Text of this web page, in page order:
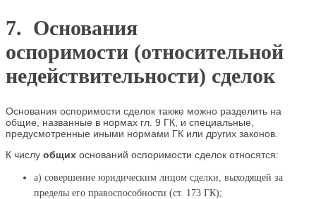
7. Основания
оспоримости (относительной
недействительности) сделок
Основания оспоримости сделок также можно разделить на
общие, названные в нормах гл. 9 ГК, и специальные,
предусмотренные иными нормами ГК или других законов.
К числу общих оснований оспоримости сделок относятся:
а) совершение юридическим лицом сделки, выходящей за
пределы его правоспособности (ст. 173 ГК);